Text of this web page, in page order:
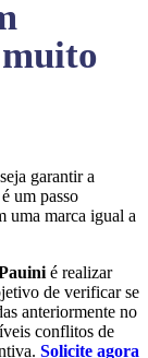
garantir a
um passo
uma marca igual a
é realizar
de verificar se
anteriormente no
conflitos de
Solicite agora